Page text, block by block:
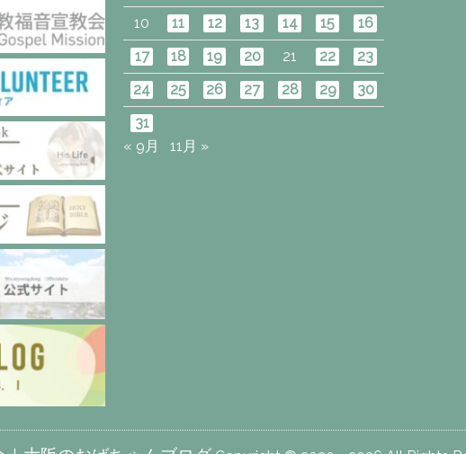
10
11 12 13 14 15
16
17
18 19 20 21 22
23
24
25 26 27 28 29
30
31
« 9月
11月 »